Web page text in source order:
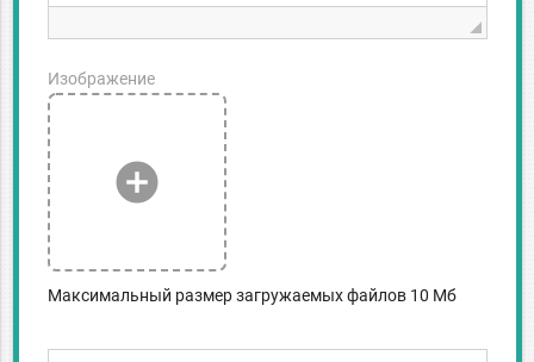
add_circle
Изображение
Максимальный размер загружаемых файлов 10 Мб